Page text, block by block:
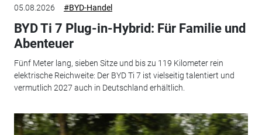
05.08.2026 #BYD-Handel
BYD Ti 7 Plug-in-Hybrid: Für Familie und
Abenteuer
Fünf Meter lang, sieben Sitze und bis zu 119 Kilometer rein
elektrische Reichweite: Der BYD Ti 7 ist vielseitig talentiert und
vermutlich 2027 auch in Deutschland erhältlich.